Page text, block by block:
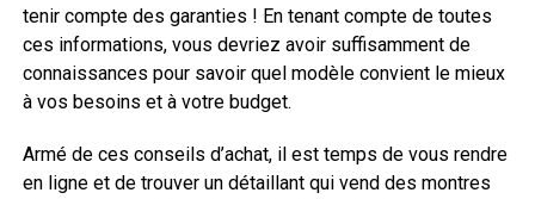
tenir compte des garanties ! En tenant compte de toutes
ces informations, vous devriez avoir suffisamment de
connaissances pour savoir quel modèle convient le mieux
à vos besoins et à votre budget.
Armé de ces conseils d’achat, il est temps de vous rendre
en ligne et de trouver un détaillant qui vend des montres